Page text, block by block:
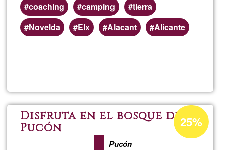
de
coaching
camping
tierra
Novelda
Elx Alacant Alicante
Disfruta en el bosque de
Pucón
Pucón
Percentatge
d'acceptació
de
25%